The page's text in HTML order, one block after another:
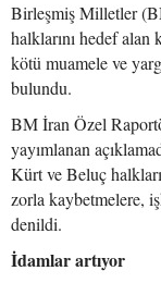
Birleşmiş Milletler
halklarını hedef
kötü muamele ve
bulundu.
BM İran Özel
yayımlanan
Kürt ve Beluç
zorla kaybetmelere,
denildi.
İdamlar artıyor